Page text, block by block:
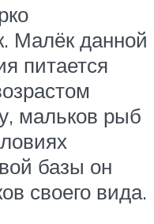
Малёк данной
питается
мальков рыб
базы он
своего вида.